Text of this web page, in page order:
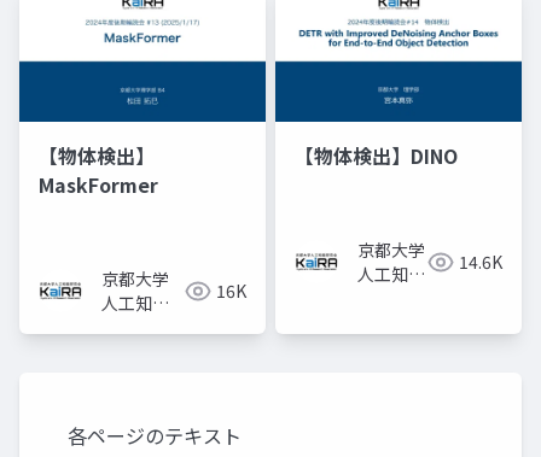
【物体検出】
MaskFormer
京都大学
人工知能
16K
【物体検出】DINO
京都大学
人工知能
14.6K
各ページのテキスト